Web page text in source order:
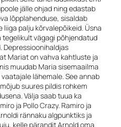
jälle ohjad ning edastab
lõpplahenduse, sisaldab
palju kõrvalepõikeid. Üsna
vägagi põhjendatud
Depressioonihaldjas
Mariat on vahva kahtluste ja
muudab Maria sisemaailma
lähemale. See annab
suures pildis rohkem
Välja saab tuua ka
ja Pollo Crazy. Ramiro ja
rännaku algpunktiks ja
kelle pärandit Arnold oma